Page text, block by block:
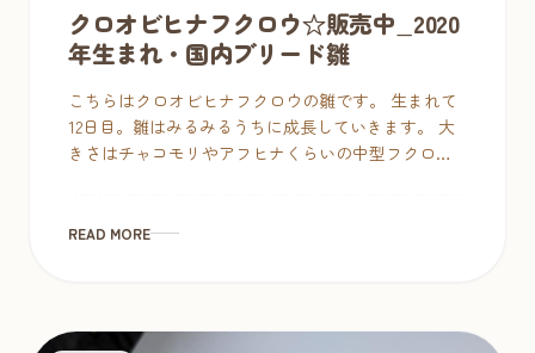
クロオビヒナフクロウ☆販売中_2020
年生まれ・国内ブリード雛
こちらはクロオビヒナフクロウの雛です。 生まれて
12日目。雛はみるみるうちに成長していきます。 大
きさはチャコモリやアフヒナくらいの中型フクロ
READ MORE